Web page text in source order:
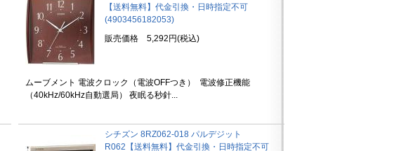
【送料無料】代金引換・日時指定不可
(4903456182053)
販売価格 5,292円(税込)
ムーブメント 電波クロック（電波OFFつき） 電波修正機能
（40kHz/60kHz自動選局） 夜眠る秒針...
シチズン 8RZ062-018 パルデジット
R062【送料無料】代金引換・日時指定不可